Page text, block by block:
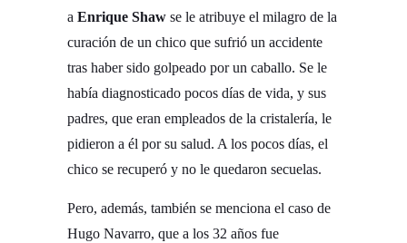
a Enrique Shaw se le atribuye el milagro de la
curación de un chico que sufrió un accidente
tras haber sido golpeado por un caballo. Se le
había diagnosticado pocos días de vida, y sus
padres, que eran empleados de la cristalería, le
pidieron a él por su salud. A los pocos días, el
chico se recuperó y no le quedaron secuelas.
Pero, además, también se menciona el caso de
Hugo Navarro, que a los 32 años fue